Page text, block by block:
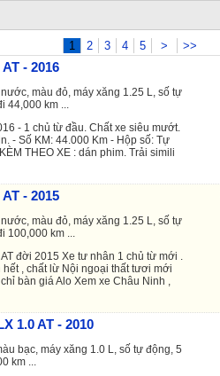
1 2 3 4 5 > >>
- 2016
màu đỏ, máy xăng 1.25 L, số tự
44,000 km ...
- 1 chủ từ đầu. Chất xe siêu mướt.
- Số KM: 44.000 Km - Hộp số: Tự
THEO XE : dán phim. Trải simili
- 2015
màu đỏ, máy xăng 1.25 L, số tự
100,000 km ...
đời 2015 Xe tư nhân 1 chủ từ mới .
, chất lừ Nội ngoại thất tươi mới
bàn giá Alo Xem xe Châu Ninh ,
1.0 AT - 2010
bạc, máy xăng 1.0 L, số tự động, 5
km ...